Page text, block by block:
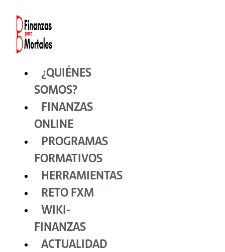
contenido
¿QUIÉNES
SOMOS?
FINANZAS
ONLINE
PROGRAMAS
FORMATIVOS
HERRAMIENTAS
RETO FXM
WIKI-
FINANZAS
ACTUALIDAD